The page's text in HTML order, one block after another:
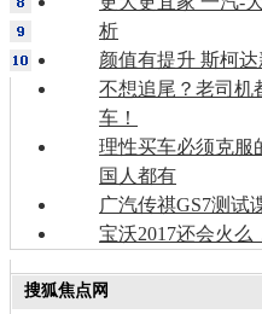
析
颜值有提升 斯柯
不想追尾？老司机
车！
理性买车必须克服
国人都有
广汽传祺GS7测试
宝沃2017还会火
搜狐焦点网